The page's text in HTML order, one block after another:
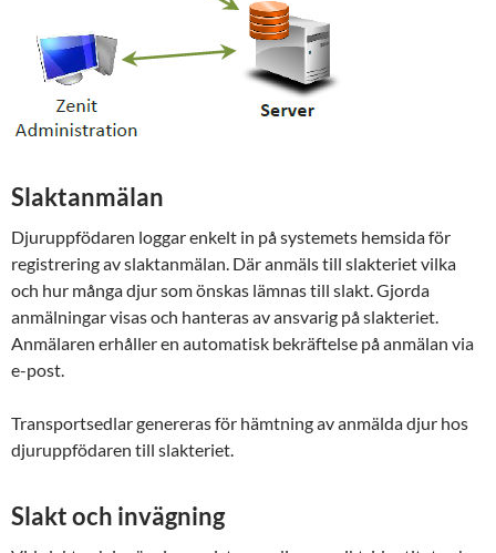
Slaktanmälan
Djuruppfödaren loggar enkelt in på systemets hem­sida för
registrering av slaktanmälan. Där anmäls till slakt­eriet vilka
och hur många djur som önskas lämnas till slakt. Gjorda
anmälningar visas och hanteras av an­svarig på slakteriet.
Anmälaren erhåller en auto­matisk bekräftelse på anmälan via
e-post.
Transportsedlar genereras för hämtning av anmälda djur hos
djuruppfödaren till slakteriet.
Slakt och invägning